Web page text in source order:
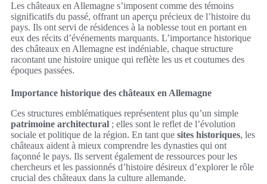
Les châteaux en Allemagne s’imposent comme des témoins
significatifs du passé, offrant un aperçu précieux de l’histoire du
pays. Ils ont servi de résidences à la noblesse tout en portant en
eux des récits d’événements marquants. L’importance historique
des châteaux en Allemagne est indéniable, chaque structure
racontant une histoire unique qui reflète les us et coutumes des
époques passées.
Importance historique des châteaux en Allemagne
Ces structures emblématiques représentent plus qu’un simple
patrimoine architectural ; elles sont le reflet de l’évolution
sociale et politique de la région. En tant que sites historiques, les
châteaux aident à mieux comprendre les dynasties qui ont
façonné le pays. Ils servent également de ressources pour les
chercheurs et les passionnés d’histoire désireux d’explorer le rôle
crucial des châteaux dans la culture allemande.